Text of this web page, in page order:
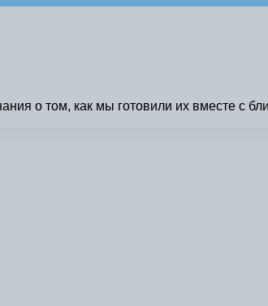
о том, как мы готовили их вместе с